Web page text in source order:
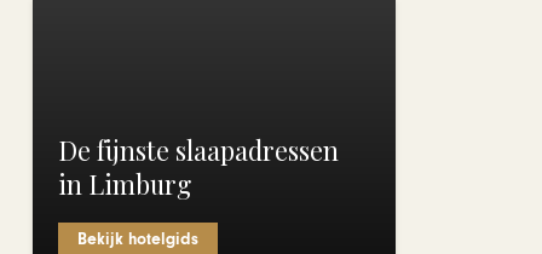
De fijnste slaapadressen
in Limburg
Bekijk hotelgids